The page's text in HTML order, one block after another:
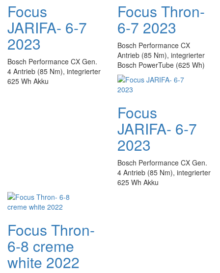
Focus
JARIFA- 6-7
2023
Bosch Performance CX Gen.
4 Antrieb (85 Nm), integrierter
625 Wh Akku
Focus Thron-
6-7 2023
Bosch Performance CX
Antrieb (85 Nm), integrierter
Bosch PowerTube (625 Wh)
Focus
JARIFA- 6-7
2023
Bosch Performance CX Gen.
4 Antrieb (85 Nm), integrierter
625 Wh Akku
Focus Thron-
6-8 creme
white 2022